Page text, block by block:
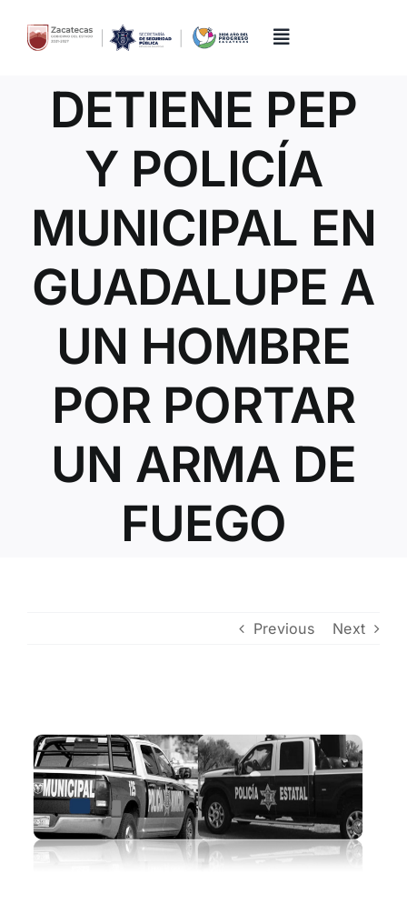
content
Toggle
Quiénes Somos
Trámites y Servicios
Transparencia
Contacto
DETIENE PEP
Y POLICÍA
MUNICIPAL EN
GUADALUPE A
UN HOMBRE
POR PORTAR
UN ARMA DE
FUEGO
Previous Next
Image